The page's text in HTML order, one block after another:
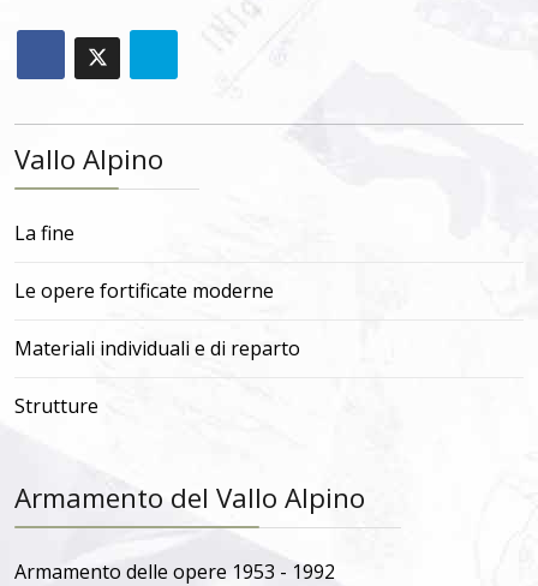
Vallo Alpino
La fine
Le opere fortificate moderne
Materiali individuali e di reparto
Strutture
Armamento del Vallo Alpino
Armamento delle opere 1953 - 1992